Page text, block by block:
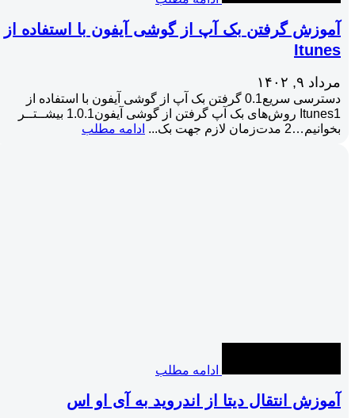
آموزش گرفتن بک آپ از گوشی آیفون با استفاده از
Itunes
مرداد ۹, ۱۴۰۲
دسترسی سریع0.1 گرفتن بک آپ از گوشی آیفون با استفاده از
Itunes1 روش‌های بک آپ گرفتن از گوشی آیفون1.0.1 بیشــتــر
بخوانیم…2 مدت‌زمان لازم جهت بک...
ادامه مطلب
ادامه مطلب
آموزش انتقال دیتا از اندروید به آی او اس